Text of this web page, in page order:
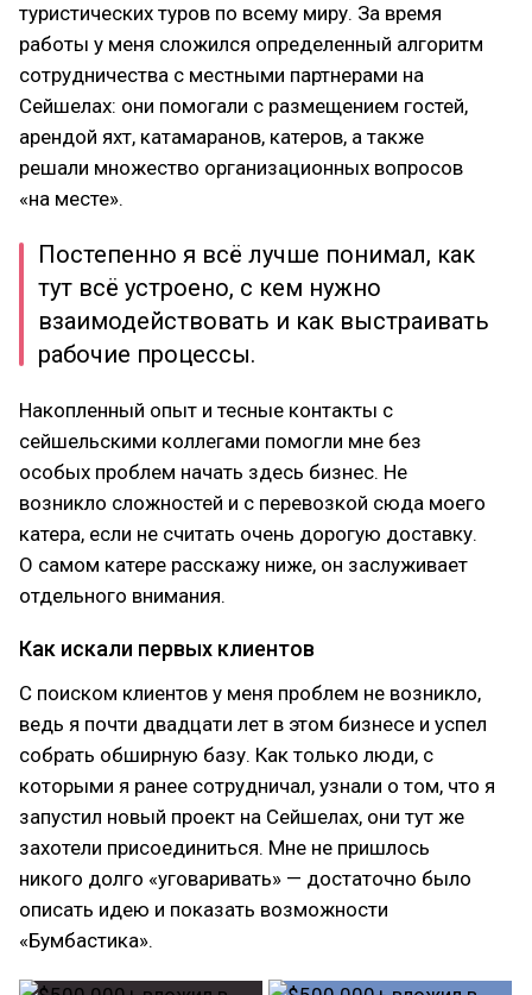
туристических туров по всему миру. За время
работы у меня сложился определенный алгоритм
сотрудничества с местными партнерами на
Сейшелах: они помогали с размещением гостей,
арендой яхт, катамаранов, катеров, а также
решали множество организационных вопросов
«на месте».
Постепенно я всё лучше понимал, как
тут всё устроено, с кем нужно
взаимодействовать и как выстраивать
рабочие процессы.
Накопленный опыт и тесные контакты с
сейшельскими коллегами помогли мне без
особых проблем начать здесь бизнес. Не
возникло сложностей и с перевозкой сюда моего
катера, если не считать очень дорогую доставку.
О самом катере расскажу ниже, он заслуживает
отдельного внимания.
Как искали первых клиентов
С поиском клиентов у меня проблем не возникло,
ведь я почти двадцати лет в этом бизнесе и успел
собрать обширную базу. Как только люди, с
которыми я ранее сотрудничал, узнали о том, что я
запустил новый проект на Сейшелах, они тут же
захотели присоединиться. Мне не пришлось
никого долго «уговаривать» — достаточно было
описать идею и показать возможности
«Бумбастика».